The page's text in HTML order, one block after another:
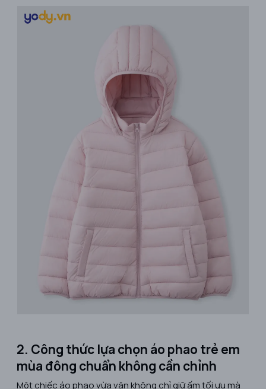
2. Công thức lựa chọn áo phao trẻ em
mùa đông chuẩn không cần chỉnh
Một chiếc áo phao vừa vặn không chỉ giữ ấm tối ưu mà